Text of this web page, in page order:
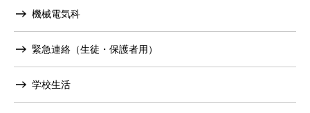
機械電気科
緊急連絡（生徒・保護者用）
学校生活